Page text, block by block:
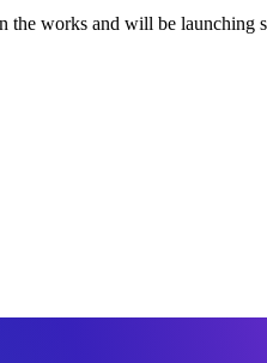
the works and will be launching